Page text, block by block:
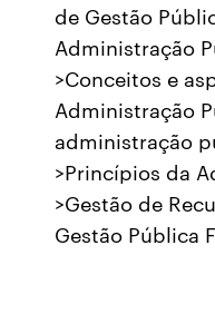
de Gestão
Administração
>Conceitos e
Administração
administração
>Princípios da
>Gestão de
Gestão Pública